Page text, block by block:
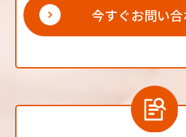
今すぐお問い